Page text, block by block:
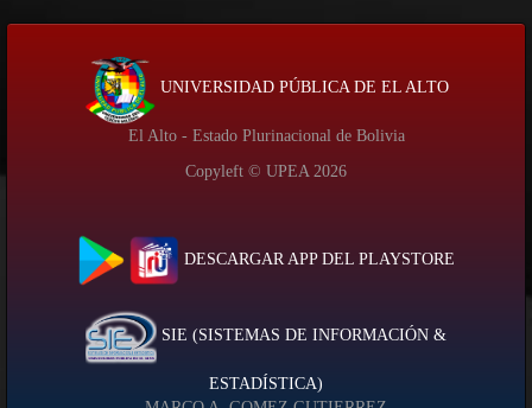
UNIVERSIDAD PÚBLICA DE EL ALTO
El Alto - Estado Plurinacional de Bolivia
Copyleft © UPEA 2026
DESCARGAR APP DEL PLAYSTORE
SIE (SISTEMAS DE INFORMACIÓN &
ESTADÍSTICA)